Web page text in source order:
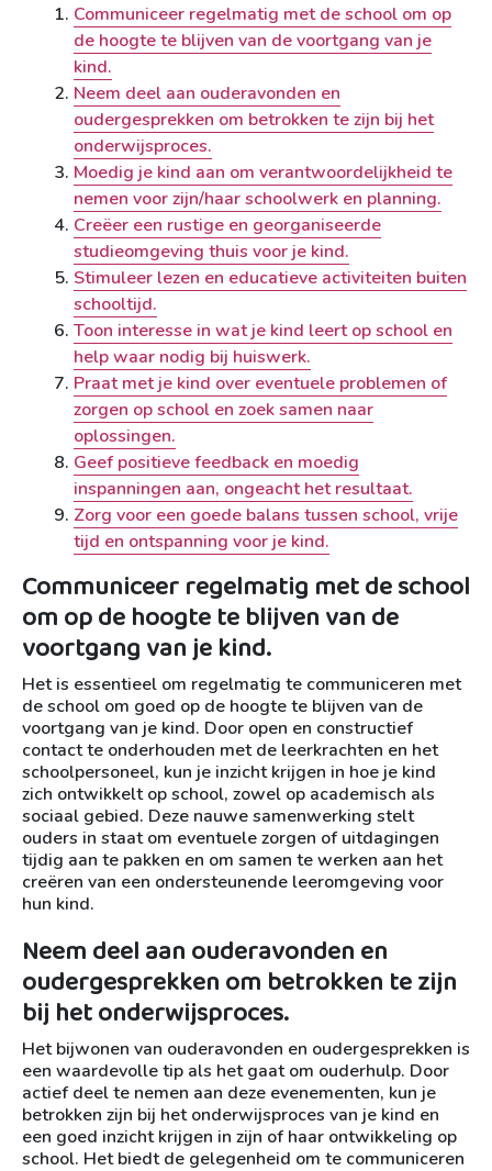
Communiceer regelmatig met de school om op
de hoogte te blijven van de voortgang van je
kind.
Neem deel aan ouderavonden en
oudergesprekken om betrokken te zijn bij het
onderwijsproces.
Moedig je kind aan om verantwoordelijkheid te
nemen voor zijn/haar schoolwerk en planning.
Creëer een rustige en georganiseerde
studieomgeving thuis voor je kind.
Stimuleer lezen en educatieve activiteiten buiten
schooltijd.
Toon interesse in wat je kind leert op school en
help waar nodig bij huiswerk.
Praat met je kind over eventuele problemen of
zorgen op school en zoek samen naar
oplossingen.
Geef positieve feedback en moedig
inspanningen aan, ongeacht het resultaat.
Zorg voor een goede balans tussen school, vrije
tijd en ontspanning voor je kind.
Communiceer regelmatig met de school
om op de hoogte te blijven van de
voortgang van je kind.
Het is essentieel om regelmatig te communiceren met
de school om goed op de hoogte te blijven van de
voortgang van je kind. Door open en constructief
contact te onderhouden met de leerkrachten en het
schoolpersoneel, kun je inzicht krijgen in hoe je kind
zich ontwikkelt op school, zowel op academisch als
sociaal gebied. Deze nauwe samenwerking stelt
ouders in staat om eventuele zorgen of uitdagingen
tijdig aan te pakken en om samen te werken aan het
creëren van een ondersteunende leeromgeving voor
hun kind.
Neem deel aan ouderavonden en
oudergesprekken om betrokken te zijn
bij het onderwijsproces.
Het bijwonen van ouderavonden en oudergesprekken is
een waardevolle tip als het gaat om ouderhulp. Door
actief deel te nemen aan deze evenementen, kun je
betrokken zijn bij het onderwijsproces van je kind en
een goed inzicht krijgen in zijn of haar ontwikkeling op
school. Het biedt de gelegenheid om te communiceren